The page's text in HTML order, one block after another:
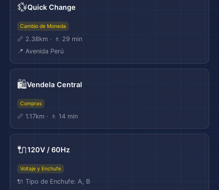
💱Quick Change
Cambio de Moneda
📏 2.38km · 🚶 29 min
📍 Avenida Perú
🛍️Vendela Central
Compras
📏 1.17km · 🚶 14 min
🔌120V / 60Hz
Voltaje y Enchufe
🔌 Tipo de Enchufe: A, B